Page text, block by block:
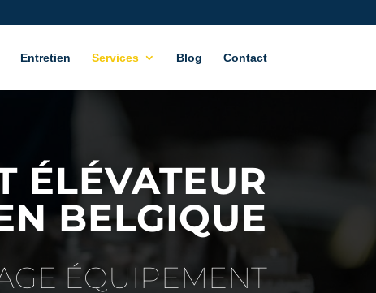
Entretien Services Blog Contact
ÉLÉVATEUR
BELGIQUE
ÉQUIPEMENT